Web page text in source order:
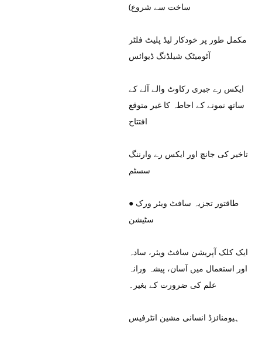
ساخت سے شروع)
مکمل طور پر خودکار لیڈ پلیٹ فلٹر
آٹومیٹک شیلڈنگ ڈیوائس
ایکس رے جبری رکاوٹ والے آلے کے
ساتھ نمونے کے احاطہ کا غیر متوقع
افتتاح
تاخیر کی جانچ اور ایکس رے وارننگ
سسٹم
● طاقتور تجزیہ سافٹ ویئر ورک
سٹیشن
ایک کلک آپریشن سافٹ ویئر، سادہ
اور استعمال میں آسان، پیشہ ورانہ
علم کی ضرورت کے بغیر۔
ہیومنائزڈ انسانی مشین انٹرفیس